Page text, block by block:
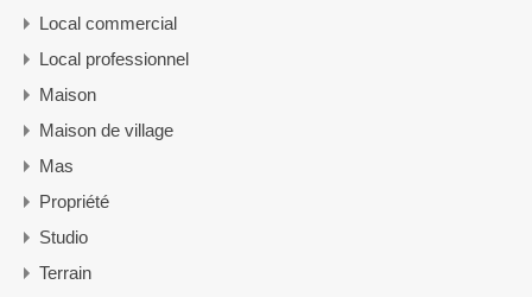
Local commercial
Local professionnel
Maison
Maison de village
Mas
Propriété
Studio
Terrain